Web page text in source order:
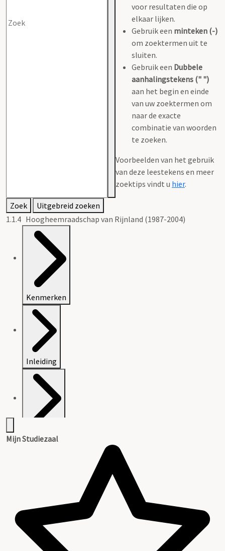
voor resultaten die op
elkaar lijken.
Gebruik een minteken (-)
om zoektermen uit te
sluiten.
Gebruik een Dubbele
aanhalingstekens (" ")
aan het begin en einde
van uw zoektermen om
naar de exacte
combinatie van woorden
te zoeken.
Voorbeelden van het gebruik
van deze leestekens en meer
zoektips vindt u hier.
Zoek
Uitgebreid zoeken
1.1.4 Hoogheemraadschap van Rijnland (1987-2004)
Kenmerken
Inleiding
Mijn Studiezaal